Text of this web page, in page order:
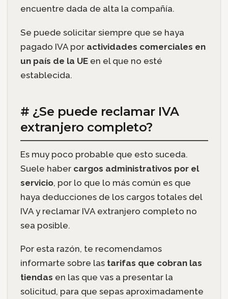
encuentre dada de alta la compañía.
Se puede solicitar siempre que se haya
pagado IVA por actividades comerciales en
un país de la UE en el que no esté
establecida.
# ¿Se puede reclamar IVA
extranjero completo?
Es muy poco probable que esto suceda.
Suele haber cargos administrativos por el
servicio, por lo que lo más común es que
haya deducciones de los cargos totales del
IVA y reclamar IVA extranjero completo no
sea posible.
Por esta razón, te recomendamos
informarte sobre las tarifas que cobran las
tiendas en las que vas a presentar la
solicitud, para que sepas aproximadamente